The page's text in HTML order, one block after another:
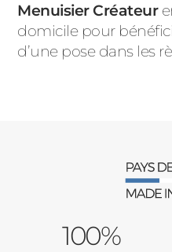
Menuisier Créateur
domicile pour
d’une pose dans les
100%